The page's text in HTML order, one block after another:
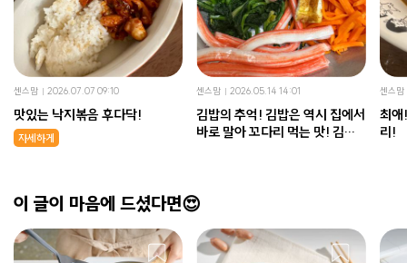
센스맘 2026.07.07 09:10
맛있는 낙지볶음 후다닥!
자세하게
센스맘 2026.05.14 14:01
김밥의 추억! 김밥은 역시 집에서
바로 말아 꼬다리 먹는 맛! 김밥
센스맘
최애! 진짜 너무 맛있는
리!
이 글이 마음에 드셨다면😍